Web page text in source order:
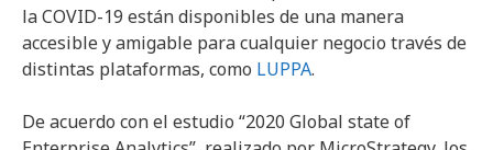
la COVID-19 están disponibles de una manera
accesible y amigable para cualquier negocio través de
distintas plataformas, como LUPPA.
De acuerdo con el estudio “2020 Global state of